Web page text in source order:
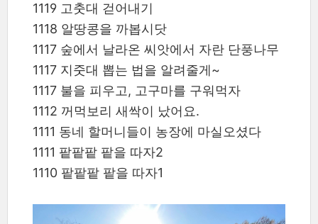
1119 고춧대 걷어내기
1118 알땅콩을 까봅시닷
1117 숲에서 날라온 씨앗에서 자란 단풍나무
1117 지줏대 뽑는 법을 알려줄게~
1117 불을 피우고, 고구마를 구워먹자
1112 꺼먹보리 새싹이 났어요.
1111 동네 할머니들이 농장에 마실오셨다
1111 팥팥팥 팥을 따자2
1110 팥팥팥 팥을 따자1